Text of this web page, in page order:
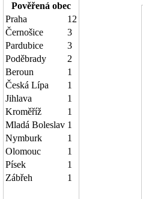
Pověřená obec
Praha
12
Černošice
3
Pardubice
3
Poděbrady
2
Beroun
1
Česká Lípa
1
Jihlava
1
Kroměříž
1
Mladá Boleslav 1
Nymburk
1
Olomouc
1
Písek
1
Zábřeh
1